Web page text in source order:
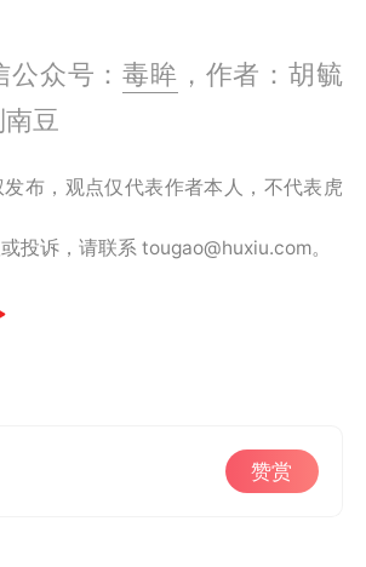
公众号：毒眸 ，作者：胡毓
豆
布，观点仅代表作者本人，不代表虎
投诉，请联系 tougao@huxiu.com。
赞赏